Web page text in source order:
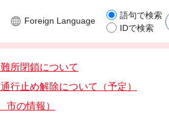
所閉鎖について
行止め解除について（予定）
市の情報）
Foreign Language
語句で検索
IDで検索